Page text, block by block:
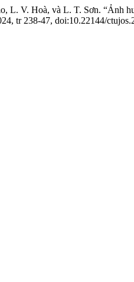
L. V. Hoà, và L. T. Sơn. “Ảnh
tr 238-47, doi:10.22144/